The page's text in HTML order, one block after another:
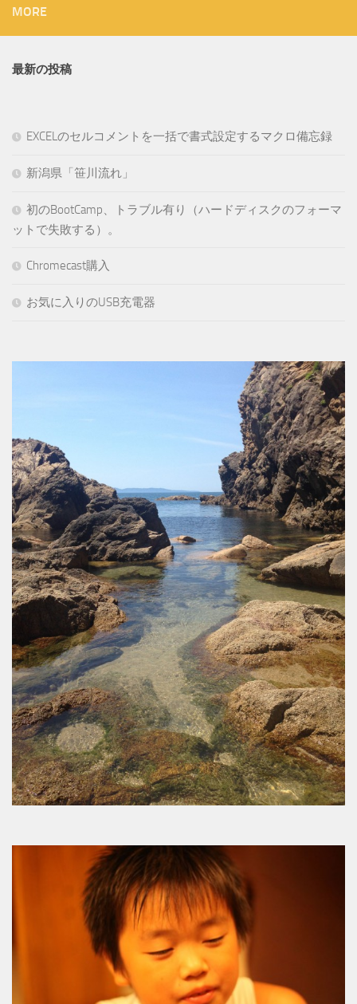
MORE
最新の投稿
EXCELのセルコメントを一括で書式設定するマクロ備忘録
新潟県「笹川流れ」
初のBootCamp、トラブル有り（ハードディスクのフォーマ
ットで失敗する）。
Chromecast購入
お気に入りのUSB充電器